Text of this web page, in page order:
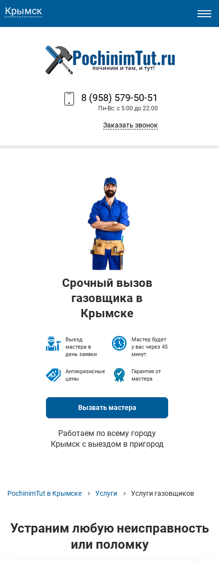
8 (958) 579-50-51
Пн-Вс: с 5:00 до 22:00
Заказать звонок
Крымск
Срочный вызов
газовщика в
Крымске
Выезд
мастера в
день заявки
Мастер будет
у вас через 45
минут
Антикризисные
цены
Гарантия от
мастера
Вызвать мастера
Работаем по всему городу
Крымск с выездом в пригород
PochinimTut в Крымске Услуги Услуги газовщиков
Устраним любую неисправность
или поломку